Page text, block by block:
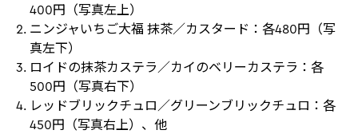
400円（写真左上）
ニンジャいちご大福 抹茶／カスタード：各480円（写
真左下）
ロイドの抹茶カステラ／カイのベリーカステラ：各
500円（写真右下）
レッドブリックチュロ／グリーンブリックチュロ：各
450円（写真右上）、他